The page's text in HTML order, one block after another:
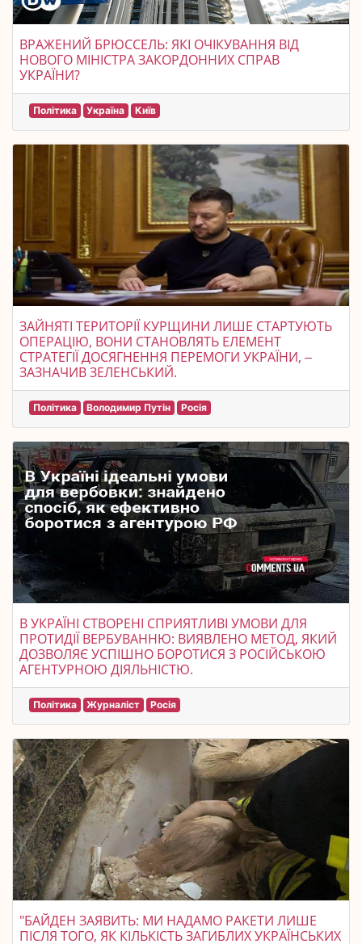
ВРАЖЕНИЙ БРЮССЕЛЬ: ЯКІ ОЧІКУВАННЯ ВІД
НОВОГО МІНІСТРА ЗАКОРДОННИХ СПРАВ
УКРАЇНИ?
Політика Україна Київ
ЗАЙНЯТІ ТЕРИТОРІЇ КУРЩИНИ ЛИШЕ СТАРТУЮТЬ
ОПЕРАЦІЮ, ВОНИ СТАНОВЛЯТЬ ЕЛЕМЕНТ
СТРАТЕГІЇ ДОСЯГНЕННЯ ПЕРЕМОГИ УКРАЇНИ, ‒
ЗАЗНАЧИВ ЗЕЛЕНСЬКИЙ.
Політика Володимир Путін Росія
В УКРАЇНІ СТВОРЕНІ СПРИЯТЛИВІ УМОВИ ДЛЯ
ПРОТИДІЇ ВЕРБУВАННЮ: ВИЯВЛЕНО МЕТОД, ЯКИЙ
ДОЗВОЛЯЄ УСПІШНО БОРОТИСЯ З РОСІЙСЬКОЮ
АГЕНТУРНОЮ ДІЯЛЬНІСТЮ.
Політика Журналіст Росія
"БАЙДЕН ЗАЯВИТЬ: МИ НАДАМО РАКЕТИ ЛИШЕ
ПІСЛЯ ТОГО, ЯК КІЛЬКІСТЬ ЗАГИБЛИХ УКРАЇНСЬКИХ